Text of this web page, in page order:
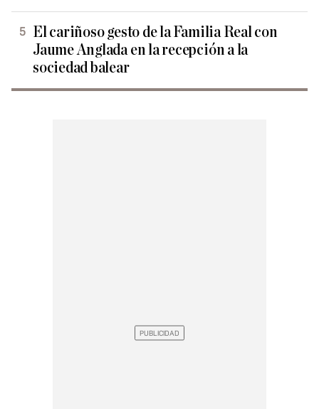
El cariñoso gesto de la Familia Real con
Jaume Anglada en la recepción a la
sociedad balear